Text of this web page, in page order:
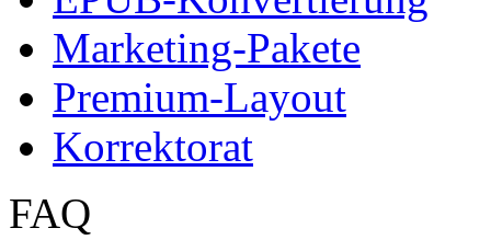
Marketing-Pakete
Premium-Layout
Korrektorat
FAQ